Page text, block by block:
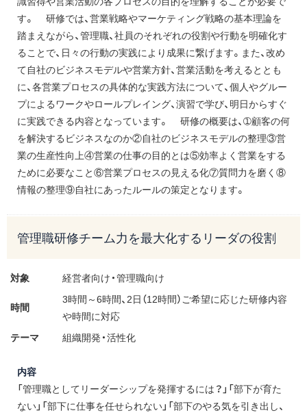
す。 研修では、営業戦略やマーケティング戦略の基本理論を
踏まえながら、管理職、社員のそれぞれの役割や行動を明確化す
ることで、日々の行動の実践により成果に繋げます。また、改め
て自社のビジネスモデルや営業方針、営業活動を考えるととも
に、各営業プロセスの具体的な実践方法について、個人やグルー
プによるワークやロールプレイング、演習で学び、明日からすぐ
に実践できる内容となっています。 研修の概要は、➀顧客の何
を解決するビジネスなのか②自社のビジネスモデルの整理③営
業の生産性向上④営業の仕事の目的とは⑤効率よく営業をする
ために必要なこと⑥営業プロセスの見える化⑦質問力を磨く⑧
情報の整理⑨自社にあったルールの策定となります。
管理職研修チーム力を最大化するリーダの役割
対象 経営者向け・管理職向け
時間
3時間～6時間、2日（12時間）ご希望に応じた研修内容
や時間に対応
テーマ
組織開発・活性化
内容
「管理職としてリーダーシップを発揮するには？」「部下が育た
ない」「部下に仕事を任せられない」「部下のやる気を引き出し、